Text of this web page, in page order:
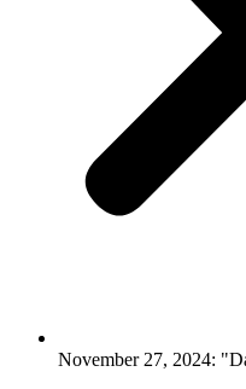
November 27, 2024: